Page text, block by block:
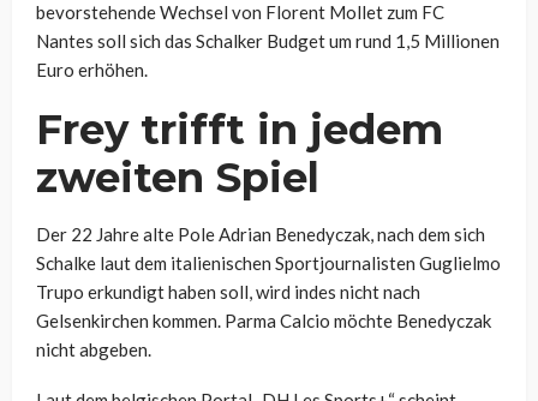
bevorstehende Wechsel von Florent Mollet zum FC
Nantes soll sich das Schalker Budget um rund 1,5 Millionen
Euro erhöhen.
Frey trifft in jedem
zweiten Spiel
Der 22 Jahre alte Pole Adrian Benedyczak, nach dem sich
Schalke laut dem italienischen Sportjournalisten Guglielmo
Trupo erkundigt haben soll, wird indes nicht nach
Gelsenkirchen kommen. Parma Calcio möchte Benedyczak
nicht abgeben.